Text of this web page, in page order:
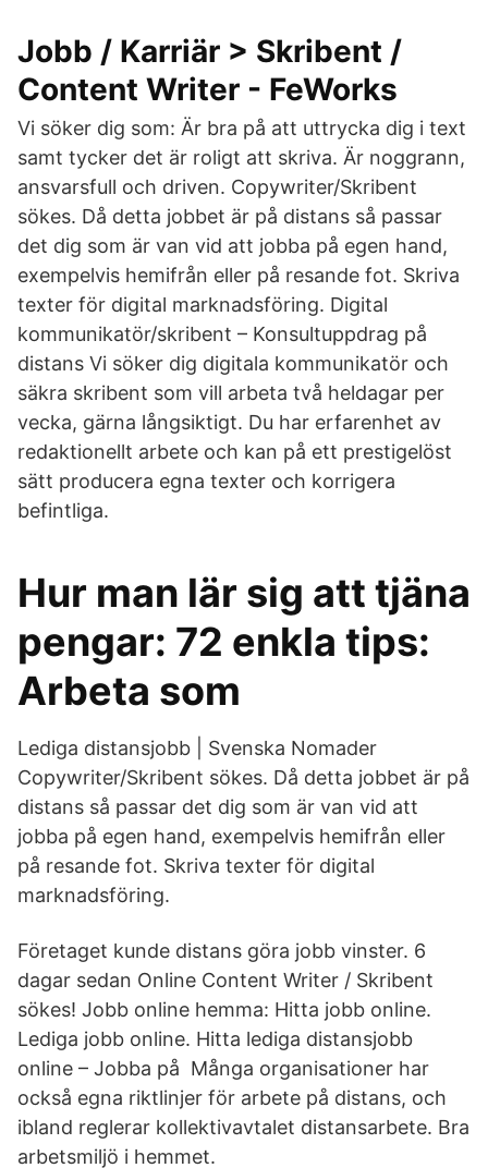
Jobb / Karriär > Skribent /
Content Writer - FeWorks
Vi söker dig som: Är bra på att uttrycka dig i text
samt tycker det är roligt att skriva. Är noggrann,
ansvarsfull och driven. Copywriter/Skribent
sökes. Då detta jobbet är på distans så passar
det dig som är van vid att jobba på egen hand,
exempelvis hemifrån eller på resande fot. Skriva
texter för digital marknadsföring. Digital
kommunikatör/skribent – Konsultuppdrag på
distans Vi söker dig digitala kommunikatör och
säkra skribent som vill arbeta två heldagar per
vecka, gärna långsiktigt. Du har erfarenhet av
redaktionellt arbete och kan på ett prestigelöst
sätt producera egna texter och korrigera
befintliga.
Hur man lär sig att tjäna
pengar: 72 enkla tips:
Arbeta som
Lediga distansjobb | Svenska Nomader
Copywriter/Skribent sökes. Då detta jobbet är på
distans så passar det dig som är van vid att
jobba på egen hand, exempelvis hemifrån eller
på resande fot. Skriva texter för digital
marknadsföring.
Företaget kunde distans göra jobb vinster. 6
dagar sedan Online Content Writer / Skribent
sökes! Jobb online hemma: Hitta jobb online.
Lediga jobb online. Hitta lediga distansjobb
online – Jobba på Många organisationer har
också egna riktlinjer för arbete på distans, och
ibland reglerar kollektivavtalet distansarbete. Bra
arbetsmiljö i hemmet.